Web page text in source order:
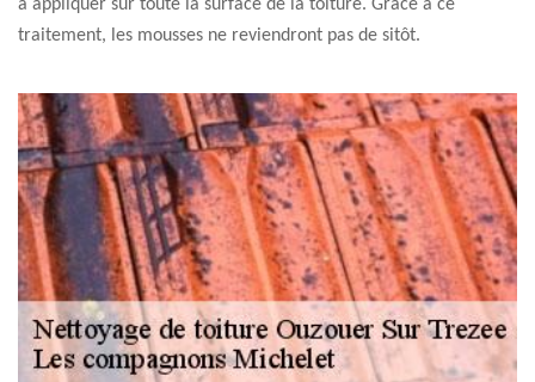
à appliquer sur toute la surface de la toiture. Grâce à ce
traitement, les mousses ne reviendront pas de sitôt.